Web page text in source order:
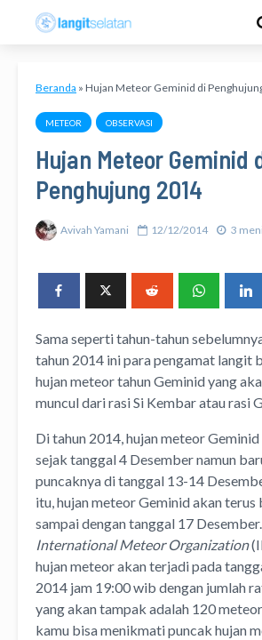
Beranda » Hujan Meteor Geminid di
METEOR OBSERVASI
Hujan Meteor Geminid
Penghujung 2014
Avivah Yamani 12/12/2014 3
Sama seperti tahun-tahun
tahun 2014 ini para pengamat langit
hujan meteor tahun Geminid yang
muncul dari rasi Si Kembar atau rasi
Di tahun 2014, hujan meteor
sejak tanggal 4 Desember namun
puncaknya di tanggal 13-14
itu, hujan meteor Geminid akan terus
sampai dengan tanggal 17
International Meteor Organization
hujan meteor akan terjadi pada
2014 jam 19:00 wib dengan jumlah
yang akan tampak adalah 120
kamu bisa menikmati puncak hujan